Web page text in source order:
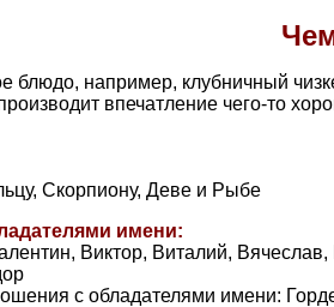
блюдо, например, клубничный
впечатление чего-то
Скорпиону, Деве и Рыбе
имени:
Виктор, Виталий,
с обладателями имени: